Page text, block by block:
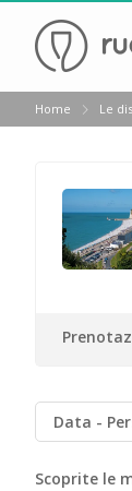
Indietro
Cantine da
Cantine da
Cantine da
Cantine
Cantine
Home Le
Data
Scoprite le